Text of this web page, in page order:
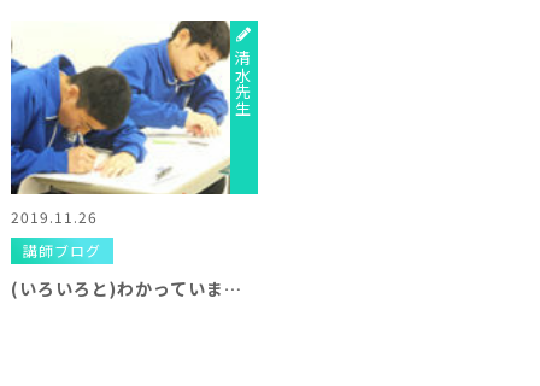
清水先生
2019.11.26
講師ブログ
(いろいろと)わかっています！